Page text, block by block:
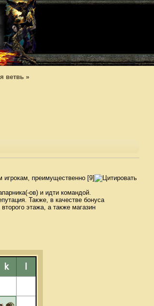
ветвь »
преимущественно [9]+
ов) и идти командой.
Также, в качестве бонуса
этажа, а также магазин